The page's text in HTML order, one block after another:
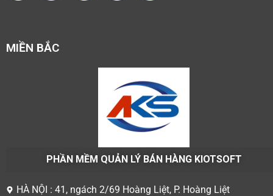
MIỀN BẮC
PHẦN MỀM QUẢN LÝ BÁN HÀNG KIOTSOFT
HÀ NỘI : 41, ngách 2/69 Hoàng Liệt, P. Hoàng Liệt